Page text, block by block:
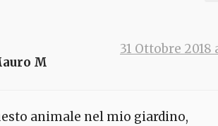
M
31 Ottobre 2018
animale nel mio giardino,